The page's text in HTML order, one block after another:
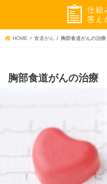
HOME 食道がん 胸部食道がんの治療
胸部食道がんの治療